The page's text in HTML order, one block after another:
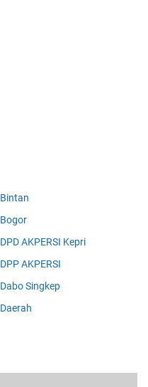
Bintan
Bogor
DPD AKPERSI Kepri
DPP AKPERSI
Dabo Singkep
Daerah